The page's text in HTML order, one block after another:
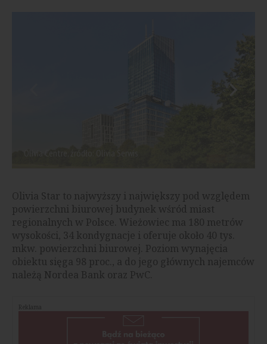
Olivia Star to najwyższy i największy pod względem
powierzchni biurowej budynek wśród miast
regionalnych w Polsce. Wieżowiec ma 180 metrów
wysokości, 34 kondygnacje i oferuje około 40 tys.
mkw. powierzchni biurowej. Poziom wynajęcia
obiektu sięga 98 proc., a do jego głównych najemców
należą Nordea Bank oraz PwC.
Reklama